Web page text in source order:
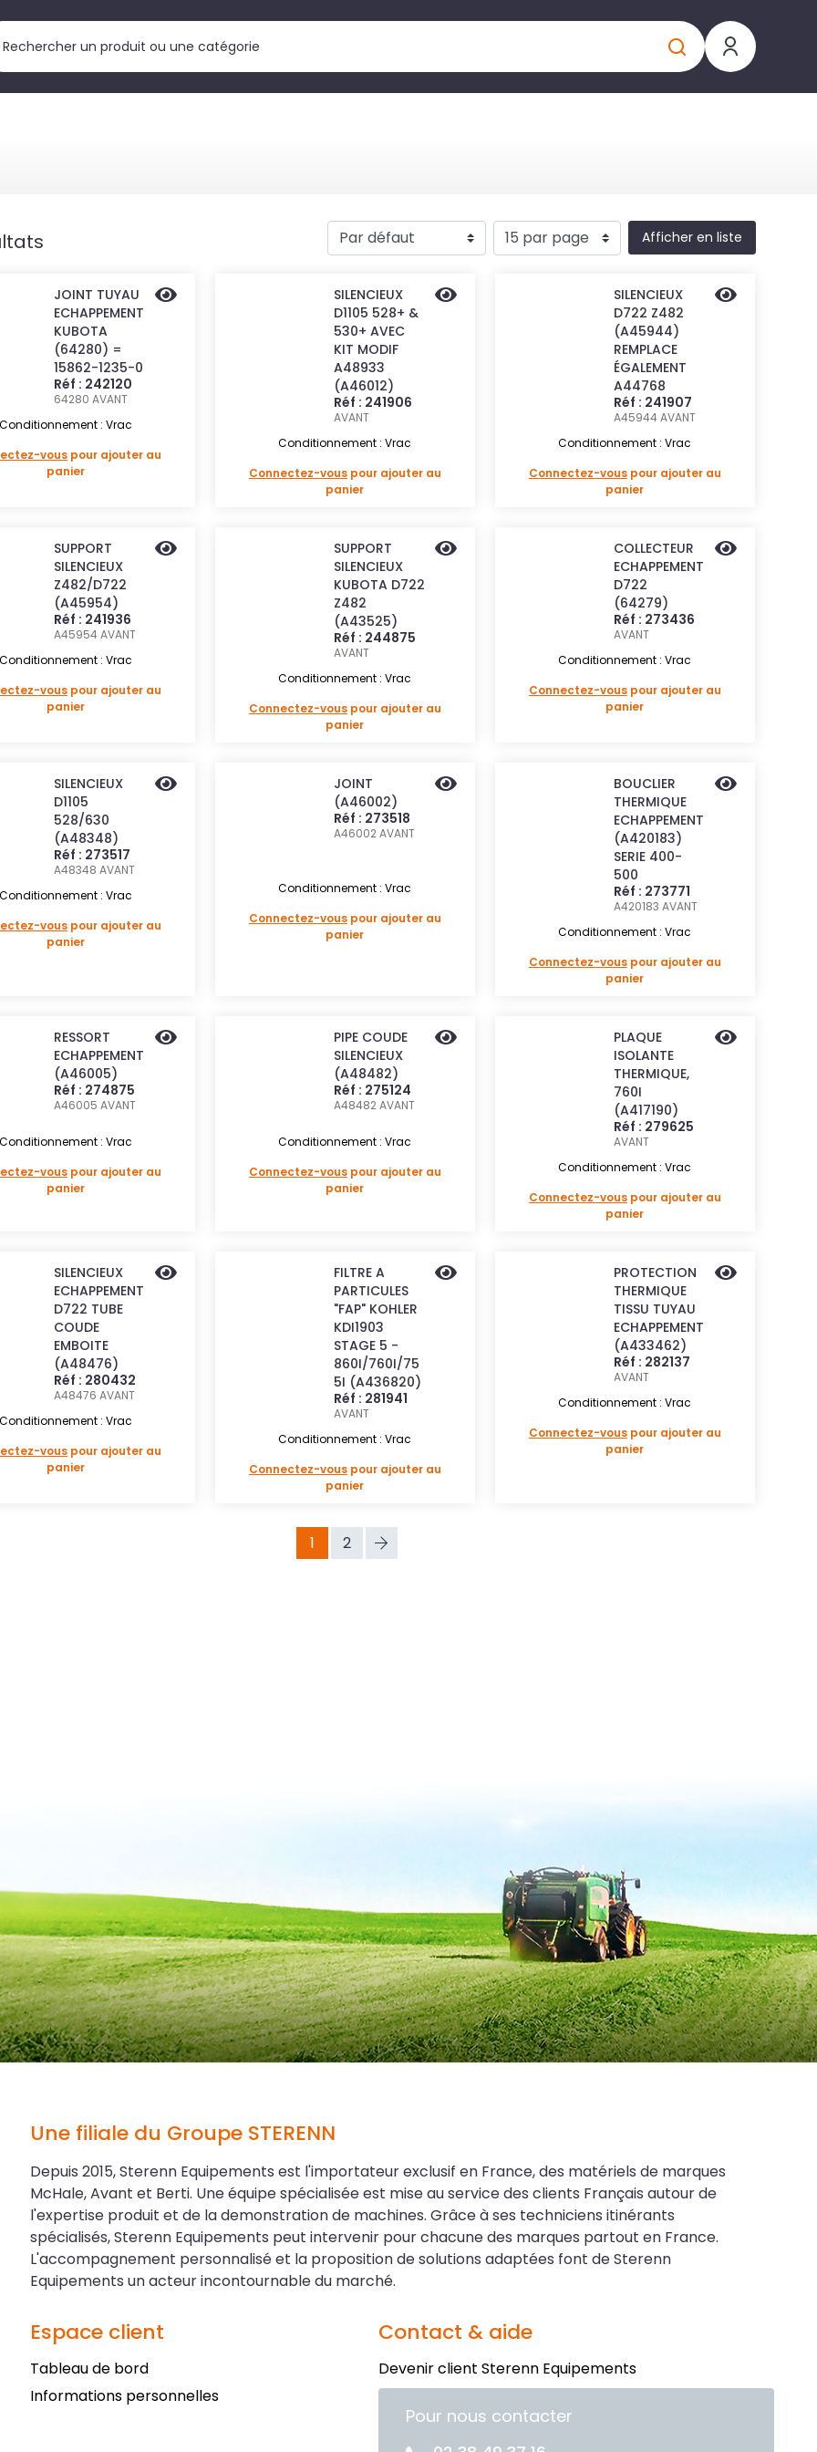
Afficher en liste
JOINT TUYAU
ECHAPPEMENT
KUBOTA
(64280) =
15862-1235-0
Réf : 242120
64280AVANT
: Vrac
vous pour ajouter au
panier
SILENCIEUX
D1105 528+ &
530+ AVEC
KIT MODIF
A48933
(A46012)
Réf : 241906
AVANT
Conditionnement : Vrac
Connectez-vouspour ajouter au
panier
SILENCIEUX
D722 Z482
(A45944)
REMPLACE
ÉGALEMENT
A44768
Réf : 241907
A45944AVANT
Conditionnement : Vrac
Connectez-vouspour ajouter au
panier
SUPPORT
SILENCIEUX
Z482/D722
(A45954)
Réf : 241936
A45954AVANT
: Vrac
vous pour ajouter au
panier
SUPPORT
SILENCIEUX
KUBOTA D722
Z482
(A43525)
Réf : 244875
AVANT
Conditionnement : Vrac
Connectez-vouspour ajouter au
panier
COLLECTEUR
ECHAPPEMENT
D722
(64279)
Réf : 273436
AVANT
Conditionnement : Vrac
Connectez-vouspour ajouter au
panier
SILENCIEUX
D1105
528/630
(A48348)
Réf : 273517
A48348AVANT
: Vrac
vous pour ajouter au
panier
JOINT
(A46002)
Réf : 273518
A46002AVANT
Conditionnement : Vrac
Connectez-vouspour ajouter au
panier
BOUCLIER
THERMIQUE
ECHAPPEMENT
(A420183)
SERIE 400-
500
Réf : 273771
A420183 AVANT
Conditionnement : Vrac
Connectez-vouspour ajouter au
panier
RESSORT
ECHAPPEMENT
(A46005)
Réf : 274875
A46005AVANT
: Vrac
vous pour ajouter au
panier
PIPE COUDE
SILENCIEUX
(A48482)
Réf : 275124
A48482AVANT
Conditionnement : Vrac
Connectez-vouspour ajouter au
panier
PLAQUE
ISOLANTE
THERMIQUE,
760I
(A417190)
Réf : 279625
AVANT
Conditionnement : Vrac
Connectez-vouspour ajouter au
panier
SILENCIEUX
ECHAPPEMENT
D722 TUBE
COUDE
EMBOITE
(A48476)
Réf : 280432
A48476AVANT
: Vrac
vous pour ajouter au
panier
FILTRE A
PARTICULES
"FAP" KOHLER
KDI1903
STAGE 5 -
860I/760I/75
5I (A436820)
Réf : 281941
AVANT
Conditionnement : Vrac
Connectez-vouspour ajouter au
panier
PROTECTION
THERMIQUE
TISSU TUYAU
ECHAPPEMENT
(A433462)
Réf : 282137
AVANT
Conditionnement : Vrac
Connectez-vouspour ajouter au
panier
1 2
Une filiale du Groupe STERENN
Depuis 2015, Sterenn Equipements est l'importateur exclusif en France, des matériels de marques
McHale, Avant et Berti. Une équipe spécialisée est mise au service des clients Français autour de
l'expertise produit et de la demonstration de machines. Grâce à ses techniciens itinérants
spécialisés, Sterenn Equipements peut intervenir pour chacune des marques partout en France.
L'accompagnement personnalisé et la proposition de solutions adaptées font de Sterenn
Equipements un acteur incontournable du marché.
Espace client
Tableau de bord
Informations personnelles
Contact & aide
Devenir client Sterenn Equipements
Pour nous contacter